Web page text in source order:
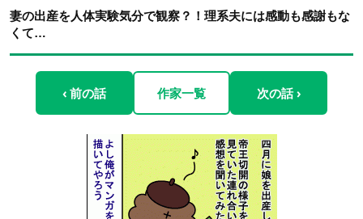
妻の出産を人体実験気分で観察？！理系夫には感動も感謝もな
くて…
‹ 前の話 作家一覧 次の話 ›